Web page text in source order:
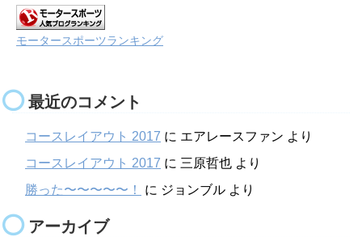
モータースポーツランキング
最近のコメント
コースレイアウト 2017 に エアレースファン より
コースレイアウト 2017 に 三原哲也 より
勝った〜〜〜〜〜！
に ジョンブル より
アーカイブ